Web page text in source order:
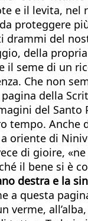
e il levita,
proteggere
del
della
il seme di un
Che non
della
del
Anche
oriente di
di gioire,
il bene si è
destra e la
a questa
verme,